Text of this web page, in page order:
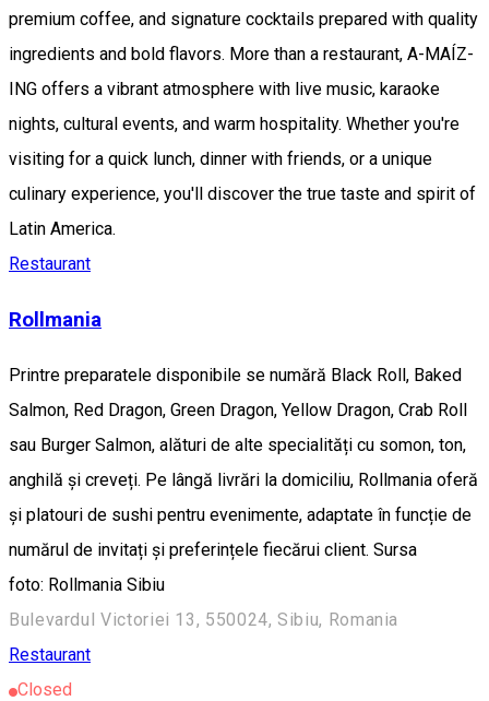
premium coffee, and signature cocktails prepared with quality
ingredients and bold flavors. More than a restaurant, A-MAÍZ-
ING offers a vibrant atmosphere with live music, karaoke
nights, cultural events, and warm hospitality. Whether you're
visiting for a quick lunch, dinner with friends, or a unique
culinary experience, you'll discover the true taste and spirit of
Latin America.
Restaurant
Rollmania
Printre preparatele disponibile se numără Black Roll, Baked
Salmon, Red Dragon, Green Dragon, Yellow Dragon, Crab Roll
sau Burger Salmon, alături de alte specialități cu somon, ton,
anghilă și creveți. Pe lângă livrări la domiciliu, Rollmania oferă
și platouri de sushi pentru evenimente, adaptate în funcție de
numărul de invitați și preferințele fiecărui client. Sursa
foto: Rollmania Sibiu
Bulevardul Victoriei 13, 550024, Sibiu, Romania
Restaurant
Closed